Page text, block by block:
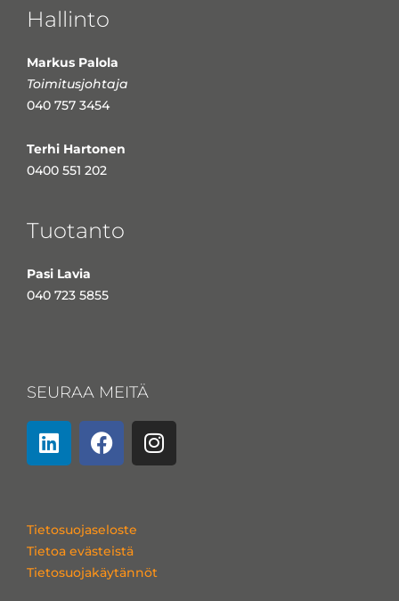
Hallinto
Markus Palola
Toimitusjohtaja
040 757 3454
Terhi Hartonen
0400 551 202
Tuotanto
Pasi Lavia
040 723 5855
SEURAA MEITÄ
L
i
e
d
i
F
a
b
o
o
k
I
n
r
Tietosuojaseloste
Tietoa evästeistä
Tietosuojakäytännöt